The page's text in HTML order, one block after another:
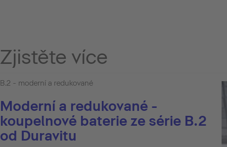
Zjistěte více
B.2 - moderní a redukované
Moderní a redukované -
koupelnové baterie ze série B.2
od Duravitu